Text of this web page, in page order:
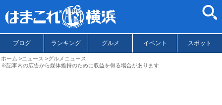
ブログ ランキング グルメ イベント スポット
ホーム ニュース
グルメニュース
※記事内の広告から媒体維持のために収益を得る場合があります